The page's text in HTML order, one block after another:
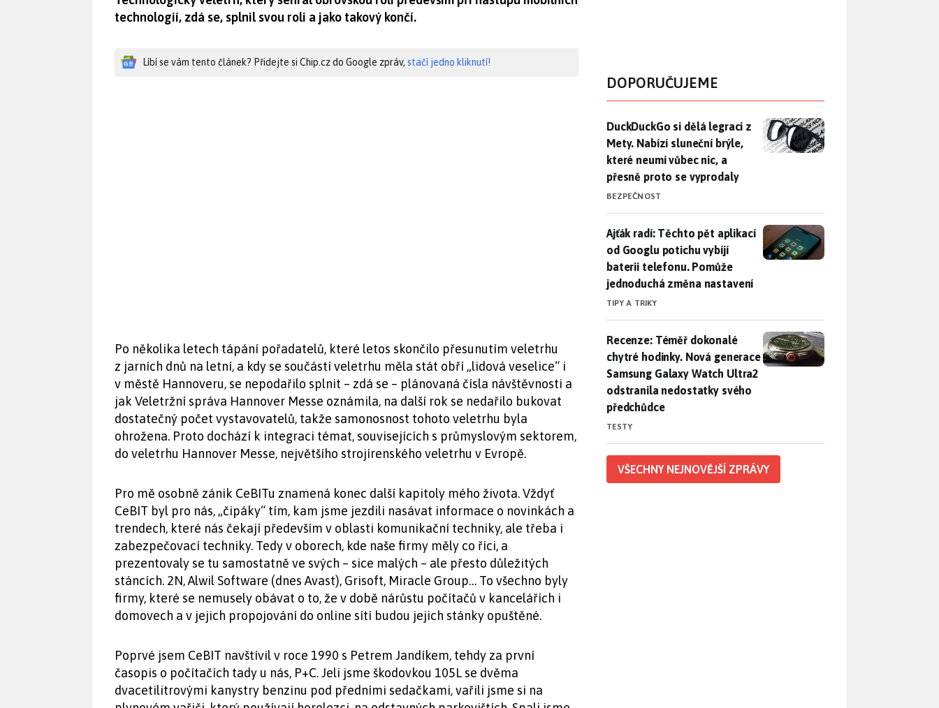
technologií, zdá se, splnil svou roli a jako takový končí.
Líbí se vám tento článek? Přidejte si Chip.cz do Google zpráv, stačí jedno kliknutí!
Po několika letech tápání pořadatelů, které letos skončilo přesunutím veletrhu
z jarních dnů na letní, a kdy se součástí veletrhu měla stát obří „lidová veselice“ i
v městě Hannoveru, se nepodařilo splnit – zdá se – plánovaná čísla návštěvnosti a
jak Veletržní správa Hannover Messe oznámila, na další rok se nedařilo bukovat
dostatečný počet vystavovatelů, takže samonosnost tohoto veletrhu byla
ohrožena. Proto dochází k integraci témat, souvisejících s průmyslovým sektorem,
do veletrhu Hannover Messe, největšího strojírenského veletrhu v Evropě.
Pro mě osobně zánik CeBITu znamená konec další kapitoly mého života. Vždyť
CeBIT byl pro nás, „čipáky“ tím, kam jsme jezdili nasávat informace o novinkách a
trendech, které nás čekají především v oblasti komunikační techniky, ale třeba i
zabezpečovací techniky. Tedy v oborech, kde naše firmy měly co říci, a
prezentovaly se tu samostatně ve svých – sice malých – ale přesto důležitých
stáncích. 2N, Alwil Software (dnes Avast), Grisoft, Miracle Group… To všechno byly
firmy, které se nemusely obávat o to, že v době nárůstu počítačů v kancelářích i
domovech a v jejich propojování do online sítí budou jejich stánky opuštěné.
Poprvé jsem CeBIT navštívil v roce 1990 s Petrem Jandíkem, tehdy za první
časopis o počítačích tady u nás, P+C. Jeli jsme škodovkou 105L se dvěma
dvacetilitrovými kanystry benzinu pod předními sedačkami, vařili jsme si na
DOPORUČUJEME
DuckDuckGo si dělá legraci z Mety. Nabízí sluneční brýle, které
DuckDuckGo si dělá legraci z
Mety. Nabízí sluneční brýle,
které neumí vůbec nic, a
přesně proto se vyprodaly
BEZPEČNOST
Ajťák radí: Těchto pět aplikací od Googlu potichu vybíjí baterii
Ajťák radí: Těchto pět aplikací
od Googlu potichu vybíjí
baterii telefonu. Pomůže
jednoduchá změna nastavení
TIPY A TRIKY
Recenze: Téměř dokonalé chytré hodinky. Nová generace
Recenze: Téměř dokonalé
chytré hodinky. Nová generace
Samsung Galaxy Watch Ultra2
odstranila nedostatky svého
předchůdce
TESTY
VŠECHNY NEJNOVĚJŠÍ ZPRÁVY